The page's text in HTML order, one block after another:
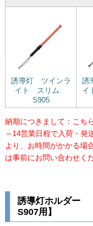
誘導灯 ツインラ
イト スリム
S905
誘
イ
納期につきまして：こち
～14営業日程で入荷・
より、お時間がかかる場
は事前にお問い合わせく
誘導灯ホルダー
S907用】